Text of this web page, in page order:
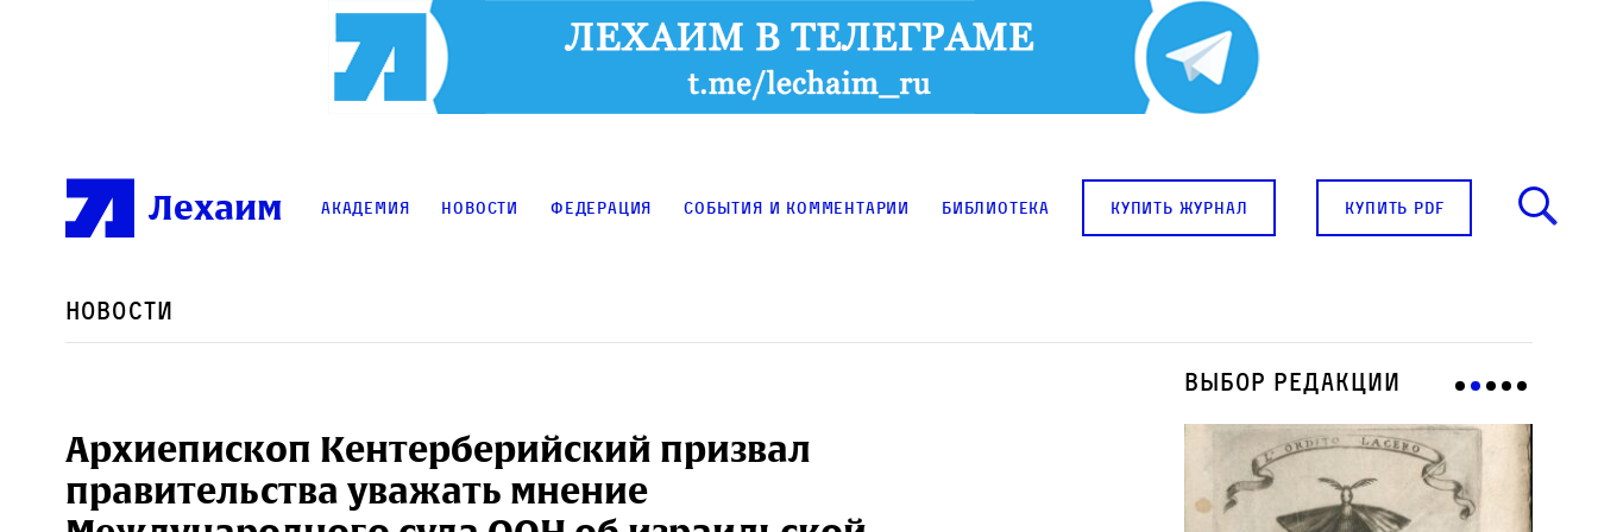
Лехаим Академия Новости Федерация События и комментарии Библиотека купить журнал купить pdf
Новости
Архиепископ Кентерберийский призвал
правительства уважать мнение
Выбор редакции